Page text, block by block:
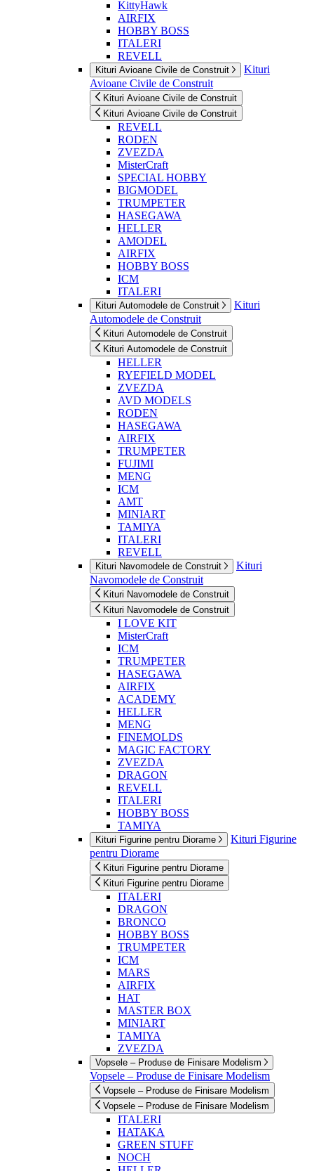
KittyHawk
AIRFIX
HOBBY BOSS
ITALERI
REVELL
Kituri Avioane Civile de Construit
Kituri
Avioane Civile de Construit
Kituri Avioane Civile de Construit
Kituri Avioane Civile de Construit
REVELL
RODEN
ZVEZDA
MisterCraft
SPECIAL HOBBY
BIGMODEL
TRUMPETER
HASEGAWA
HELLER
AMODEL
AIRFIX
HOBBY BOSS
ICM
ITALERI
Kituri Automodele de Construit
Kituri
Automodele de Construit
Kituri Automodele de Construit
Kituri Automodele de Construit
HELLER
RYEFIELD MODEL
ZVEZDA
AVD MODELS
RODEN
HASEGAWA
AIRFIX
TRUMPETER
FUJIMI
MENG
ICM
AMT
MINIART
TAMIYA
ITALERI
REVELL
Kituri Navomodele de Construit
Kituri
Navomodele de Construit
Kituri Navomodele de Construit
Kituri Navomodele de Construit
I LOVE KIT
MisterCraft
ICM
TRUMPETER
HASEGAWA
AIRFIX
ACADEMY
HELLER
MENG
FINEMOLDS
MAGIC FACTORY
ZVEZDA
DRAGON
REVELL
ITALERI
HOBBY BOSS
TAMIYA
Kituri Figurine pentru Diorame
Kituri Figurine
pentru Diorame
Kituri Figurine pentru Diorame
Kituri Figurine pentru Diorame
ITALERI
DRAGON
BRONCO
HOBBY BOSS
TRUMPETER
ICM
MARS
AIRFIX
HAT
MASTER BOX
MINIART
TAMIYA
ZVEZDA
Vopsele – Produse de Finisare Modelism
Vopsele – Produse de Finisare Modelism
Vopsele – Produse de Finisare Modelism
Vopsele – Produse de Finisare Modelism
ITALERI
HATAKA
GREEN STUFF
NOCH